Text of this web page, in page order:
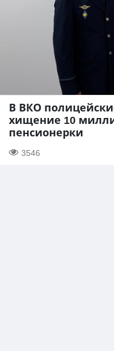
В ВКО
хищение 10
пенсионерки
3546